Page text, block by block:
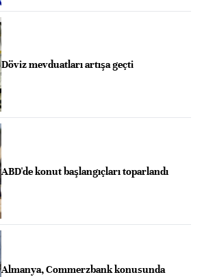
Döviz mevduatları artışa geçti
ABD'de konut başlangıçları toparlandı
Almanya, Commerzbank konusunda